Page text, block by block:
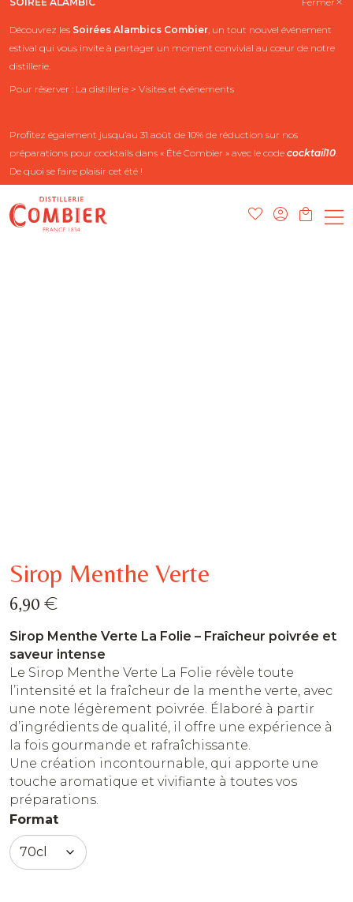
Découvrez les Soirées Alambics Combier, un tout nouvel événement
estival qui vous invite à partager un moment convivial au cœur de notre
distillerie.
Pour réserver : La distillerie > Visites et événements
Profitez également jusqu’au 31 août de 10% de réduction sur nos
préparations pour cocktails dans « Été Combier » avec le code cocktail10.
De quoi se faire plaisir cet été !
Sirop Menthe Verte
6,90 €
Sirop Menthe Verte La Folie – Fraîcheur poivrée et
saveur intense
Le Sirop Menthe Verte La Folie révèle toute
l’intensité et la fraîcheur de la menthe verte, avec
une note légèrement poivrée. Élaboré à partir
d’ingrédients de qualité, il offre une expérience à
la fois gourmande et rafraîchissante.
Une création incontournable, qui apporte une
touche aromatique et vivifiante à toutes vos
préparations.
Format